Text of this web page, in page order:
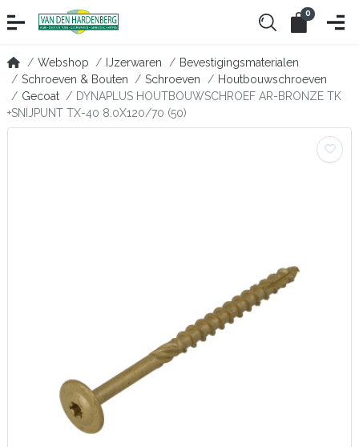
0
Webshop IJzerwaren
Bevestigingsmaterialen
Schroeven & Bouten
Schroeven
Houtbouwschroeven
Gecoat
DYNAPLUS HOUTBOUWSCHROEF AR-BRONZE TK
+SNIJPUNT TX-40 8.0X120/70 (50)